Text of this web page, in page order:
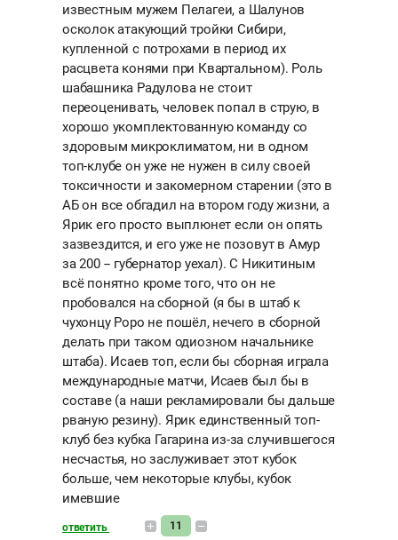
известным мужем Пелагеи, а Шалунов
осколок атакующий тройки Сибири,
купленной с потрохами в период их
расцвета конями при Квартальном). Роль
шабашника Радулова не стоит
переоценивать, человек попал в струю, в
хорошо укомплектованную команду со
здоровым микроклиматом, ни в одном
топ-клубе он уже не нужен в силу своей
токсичности и закомерном старении (это в
АБ он все обгадил на втором году жизни, а
Ярик его просто выплюнет если он опять
зазвездится, и его уже не позовут в Амур
за 200 -- губернатор уехал). С Никитиным
всё понятно кроме того, что он не
пробовался на сборной (я бы в штаб к
чухонцу Роро не пошёл, нечего в сборной
делать при таком одиозном начальнике
штаба). Исаев топ, если бы сборная играла
международные матчи, Исаев был бы в
составе (а наши рекламировали бы дальше
рваную резину). Ярик единственный топ-
клуб без кубка Гагарина из-за случившегося
несчастья, но заслуживает этот кубок
больше, чем некоторые клубы, кубок
имевшие
ответить 11